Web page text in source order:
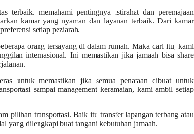
terbaik. memahami pentingnya istirahat dan peremajaan
kamar yang nyaman dan layanan terbaik. Dari kamar
setiap peziarah.
orang tersayang di dalam rumah. Maka dari itu, kami
internasional. Ini memastikan jika jamaah bisa share
untuk memastikan jika semua penataan dibuat untuk
sampai management keramaian, kami ambil setiap
pilihan transportasi. Baik itu transfer lapangan terbang atau
yang dilengkapi buat tangani kebutuhan jamaah.